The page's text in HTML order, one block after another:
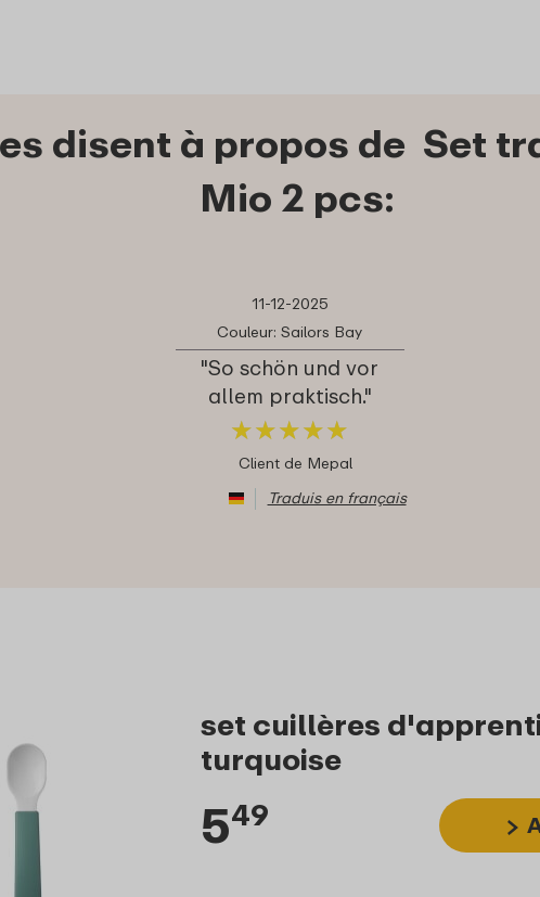
disent à propos de Set
Mio 2 pcs:
11-12-2025
Couleur: Sailors Bay
"So schön und vor
allem praktisch."
★★★★★
★★★★★
Client de Mepal
Traduis en français
set cuillères
turquoise
549